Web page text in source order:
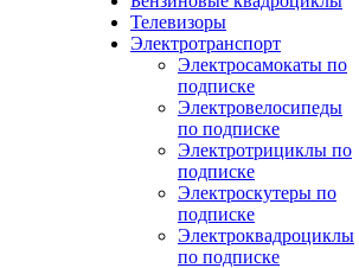
Телевизоры
Электротранспорт
Электросамокаты по
подписке
Электровелосипеды
по подписке
Электротрициклы по
подписке
Электроскутеры по
подписке
Электроквадроциклы
по подписке